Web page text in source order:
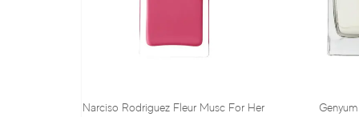
Rodriguez Fleur Musc For Her Genyum Painter